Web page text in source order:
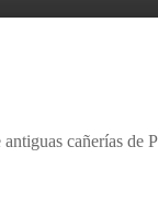
cañerías de